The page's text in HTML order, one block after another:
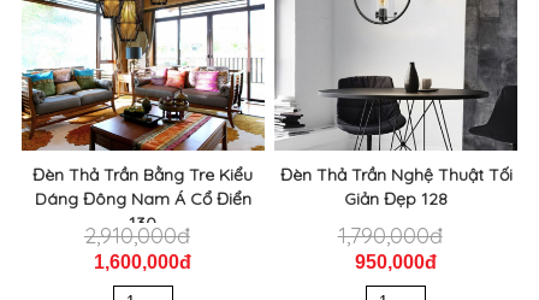
Đèn Thả Trần Bằng Tre Kiểu
Dáng Đông Nam Á Cổ Điển
130
2,910,000đ
1,600,000đ
Đèn Thả Trần Nghệ Thuật Tối
Giản Đẹp 128
1,790,000đ
950,000đ